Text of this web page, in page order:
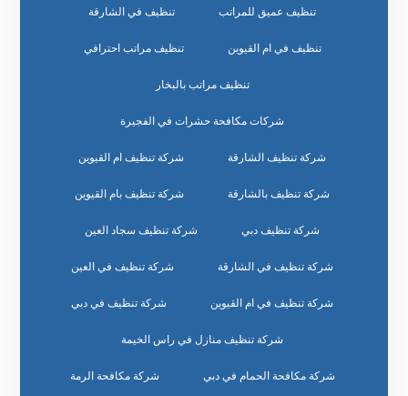
تنظيف عميق للمراتب تنظيف في الشارقة
تنظيف في ام القيوين تنظيف مراتب احترافي
تنظيف مراتب بالبخار
شركات مكافحة حشرات في الفجيرة
شركة تنظيف الشارقة شركة تنظيف ام القيوين
شركة تنظيف بالشارقة شركة تنظيف بام القيوين
شركة تنظيف دبي شركة تنظيف سجاد العين
شركة تنظيف في الشارقة شركة تنظيف في العين
شركة تنظيف في ام القيوين شركة تنظيف في دبي
شركة تنظيف منازل في راس الخيمة
شركة مكافحة الحمام في دبي شركة مكافحة الرمة